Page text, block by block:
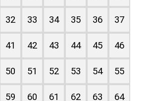
32 33 34 35 36 37
41 42 43 44 45 46
50 51 52 53 54 55
59 60 61 62 63 64